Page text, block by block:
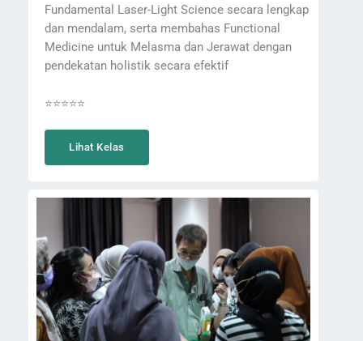
Fundamental Laser-Light Science secara lengkap
dan mendalam, serta membahas Functional
Medicine untuk Melasma dan Jerawat dengan
pendekatan holistik secara efektif
⭐⭐⭐⭐⭐
Lihat Kelas